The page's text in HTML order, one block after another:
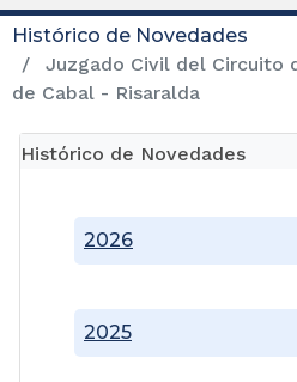
Histórico de Novedades
Juzgado Civil del Circuito
de Cabal - Risaralda
Histórico de Novedades
2025
2026